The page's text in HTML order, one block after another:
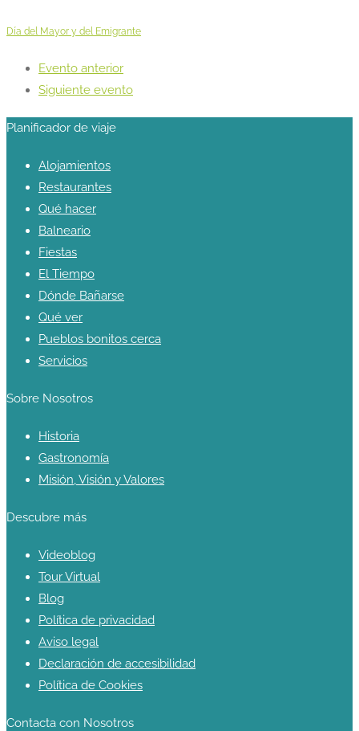
Día del Mayor y del Emigrante
Evento anterior
Siguiente evento
Planificador de viaje
Alojamientos
Restaurantes
Qué hacer
Balneario
Fiestas
El Tiempo
Dónde Bañarse
Qué ver
Pueblos bonitos cerca
Servicios
Sobre Nosotros
Historia
Gastronomía
Misión, Visión y Valores
Descubre más
Videoblog
Tour Virtual
Blog
Política de privacidad
Aviso legal
Declaración de accesibilidad
Política de Cookies
Contacta con Nosotros